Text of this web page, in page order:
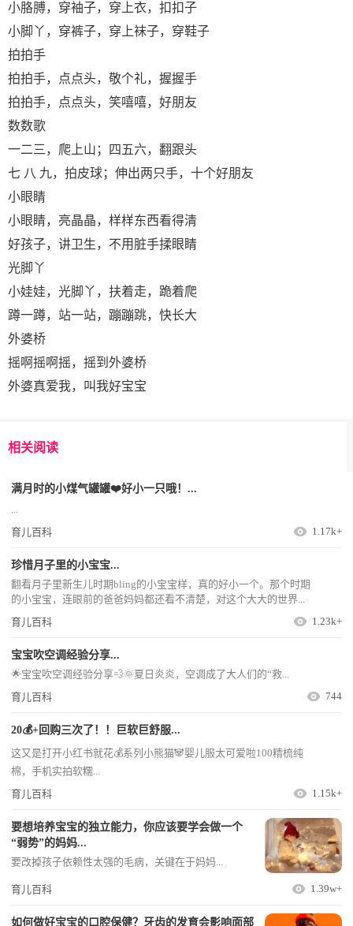
小胳膊，穿袖子，穿上衣，扣扣子
小脚丫，穿裤子，穿上袜子，穿鞋子
拍拍手
拍拍手，点点头，敬个礼，握握手
拍拍手，点点头，笑嘻嘻，好朋友
数数歌
一二三，爬上山；四五六，翻跟头
七 八 九，拍皮球；伸出两只手，十个好朋友
小眼睛
小眼睛，亮晶晶，样样东西看得清
好孩子，讲卫生，不用脏手揉眼睛
光脚丫
小娃娃，光脚丫，扶着走，跪着爬
蹲一蹲，站一站，蹦蹦跳，快长大
外婆桥
摇啊摇啊摇，摇到外婆桥
外婆真爱我，叫我好宝宝
相关阅读
满月时的小煤气罐罐❤️好小一只哦！...
...
育儿百科
1.17k+
珍惜月子里的小宝宝...
翻看月子里新生儿时期bling的小宝宝样，真的好小一个。那个时期
的小宝宝，连眼前的爸爸妈妈都还看不清楚，对这个大大的世界...
育儿百科
1.23k+
宝宝吹空调经验分享...
🌟宝宝吹空调经验分享💨🌞夏日炎炎，空调成了大人们的“救...
育儿百科
744
20💰+回购三次了！！巨软巨舒服...
这又是打开小红书就花💰系列小熊猫🐼婴儿服太可爱啦100精梳纯
棉，手机实拍软糯...
育儿百科
1.15k+
要想培养宝宝的独立能力，你应该要学会做一个
“弱势”的妈妈...
要改掉孩子依赖性太强的毛病，关键在于妈妈...
育儿百科 1.39w+
如何做好宝宝的口腔保健？牙齿的发育会影响面部